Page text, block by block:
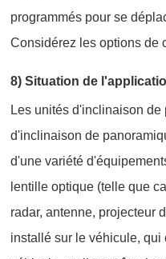
programmés pour se
Considérez les options de
8) Situation de
Les unités d'inclinaison
d'inclinaison de
d'une variété
lentille optique (telle que
radar, antenne, projecteur
installé sur le véhicule,